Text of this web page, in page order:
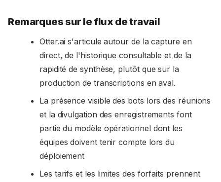
Remarques sur le flux de travail
Otter.ai s'articule autour de la capture en
direct, de l'historique consultable et de la
rapidité de synthèse, plutôt que sur la
production de transcriptions en aval.
La présence visible des bots lors des réunions
et la divulgation des enregistrements font
partie du modèle opérationnel dont les
équipes doivent tenir compte lors du
déploiement
Les tarifs et les limites des forfaits prennent